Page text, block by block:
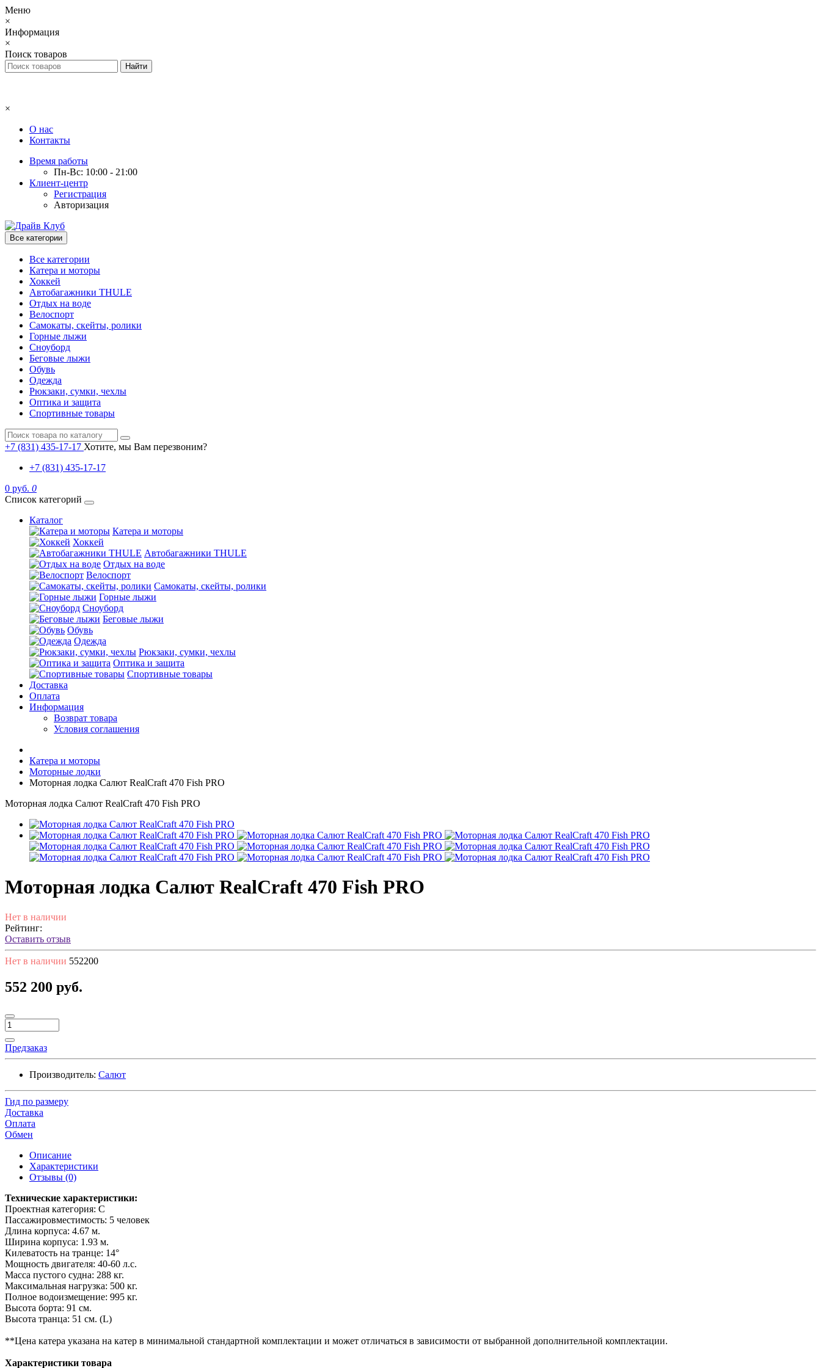
Меню
×
Информация
×
Поиск товаров
×
О нас
Контакты
Время работы
Пн-Вс: 10:00 - 21:00
Клиент-центр
Регистрация
Авторизация
Все категории
Все категории
Катера и моторы
Хоккей
Автобагажники THULE
Отдых на воде
Велоспорт
Самокаты, скейты, ролики
Горные лыжи
Сноуборд
Беговые лыжи
Обувь
Одежда
Рюкзаки, сумки, чехлы
Оптика и защита
Спортивные товары
+7 (831) 435-17-17 Хотите, мы Вам перезвоним?
+7 (831) 435-17-17
0 руб. 0
Список категорий
Каталог
Катера и моторы
Хоккей
Автобагажники THULE
Отдых на воде
Велоспорт
Самокаты, скейты, ролики
Горные лыжи
Сноуборд
Беговые лыжи
Обувь
Одежда
Рюкзаки, сумки, чехлы
Оптика и защита
Спортивные товары
Доставка
Оплата
Информация
Возврат товара
Условия соглашения
Катера и моторы
Моторные лодки
Моторная лодка Салют RealCraft 470 Fish PRO
Моторная лодка Салют RealCraft 470 Fish PRO
Моторная лодка Салют RealCraft 470 Fish PRO
Нет в наличии
Рейтинг:
Оставить отзыв
Нет в наличии 552200
552 200 руб.
Предзаказ
Производитель: Салют
Гид по размеру
Доставка
Оплата
Обмен
Описание
Характеристики
Отзывы (0)
Технические характеристики:
Проектная категория: C
Пассажировместимость: 5 человек
Длина корпуса: 4.67 м.
Ширина корпуса: 1.93 м.
Килеватость на транце: 14°
Мощность двигателя: 40-60 л.с.
Масса пустого судна: 288 кг.
Максимальная нагрузка: 500 кг.
Полное водоизмещение: 995 кг.
Высота борта: 91 см.
Высота транца: 51 см. (L)
**Цена катера указана на катер в минимальной стандартной комплектации и может отличаться в зависимости от выбранной дополнительной комплектации.
Характеристики товара